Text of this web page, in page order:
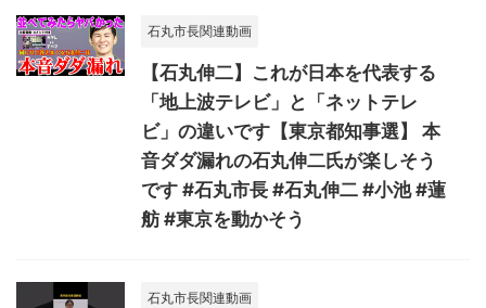
石丸市長関連動画
【石丸伸二】これが日本を代表する
「地上波テレビ」と「ネットテレ
ビ」の違いです【東京都知事選】 本
音ダダ漏れの石丸伸二氏が楽しそう
です #石丸市長 #石丸伸二 #小池 #蓮
舫 #東京を動かそう
石丸市長関連動画